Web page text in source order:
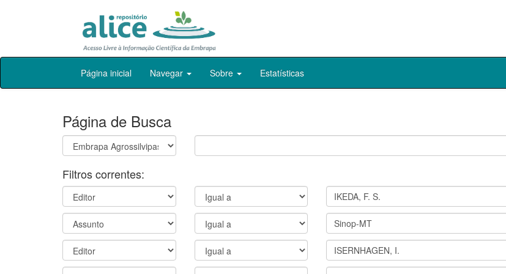
Skip
Página inicial Navegar Sobre Estatísticas
Página de Busca
Filtros correntes: